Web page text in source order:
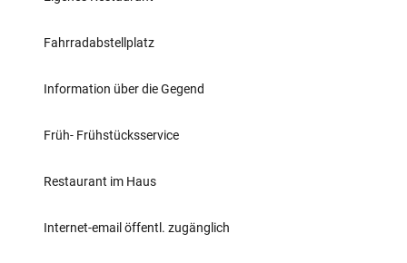
Fahrradabstellplatz
Information über die Gegend
Früh- Frühstücksservice
Restaurant im Haus
Internet-email öffentl. zugänglich